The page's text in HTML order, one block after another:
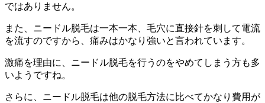
ではありません。
また、ニードル脱毛は一本一本、毛穴に直接針を刺して電流
を流すのですから、痛みはかなり強いと言われています。
激痛を理由に、ニードル脱毛を行うのをやめてしまう方も多
いようですね。
さらに、ニードル脱毛は他の脱毛方法に比べてかなり費用が